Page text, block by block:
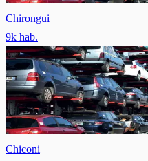
Chirongui
9k hab.
Chiconi